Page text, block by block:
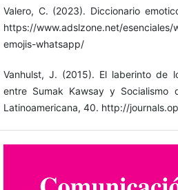
Valero, C. (2023). Diccionario
https://www.adslzone.net/
emojis-whatsapp/
Vanhulst, J. (2015). El laberinto de
entre Sumak Kawsay y Socialismo
Latinoamericana, 40. http://